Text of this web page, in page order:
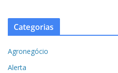
Categorias
Agronegócio
Alerta